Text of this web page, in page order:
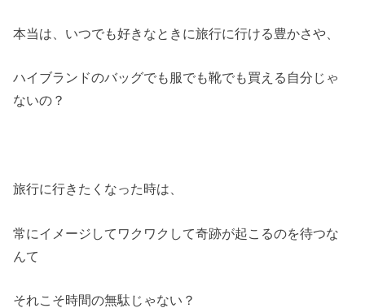
本当は、いつでも好きなときに旅行に行ける豊かさや、
ハイブランドのバッグでも服でも靴でも買える自分じゃ
ないの？
旅行に行きたくなった時は、
常にイメージしてワクワクして奇跡が起こるのを待つな
んて
それこそ時間の無駄じゃない？